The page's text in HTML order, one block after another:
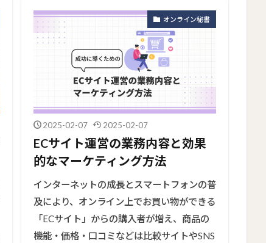
オンライン秘書
2025-02-07 2025-02-07
ECサイト運営の業務内容と効果
的なマーケティング方法
インターネットの成長とスマートフォンの普
及により、オンライン上でお買い物ができる
「ECサイト」からの購入者が増え、商品の
機能・価格・口コミなどは比較サイトやSNS